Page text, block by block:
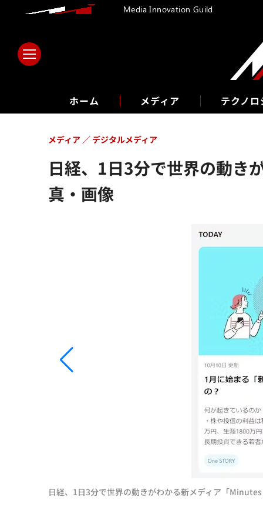
ホーム メディア テクノロ
日経、1日3分で世界の動き
真・画像
メディア デジタルメディア
日経、1日3分で世界の動きがわかる新メディア「
Media Innovation Guild